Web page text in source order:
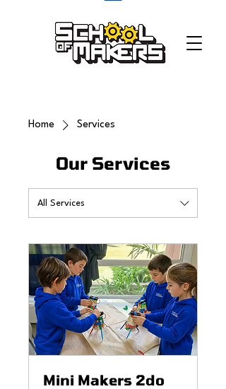
Home Services
Our Services
All Services
Mini Makers 2do